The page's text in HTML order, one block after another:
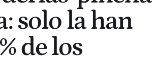
solo la han
de los